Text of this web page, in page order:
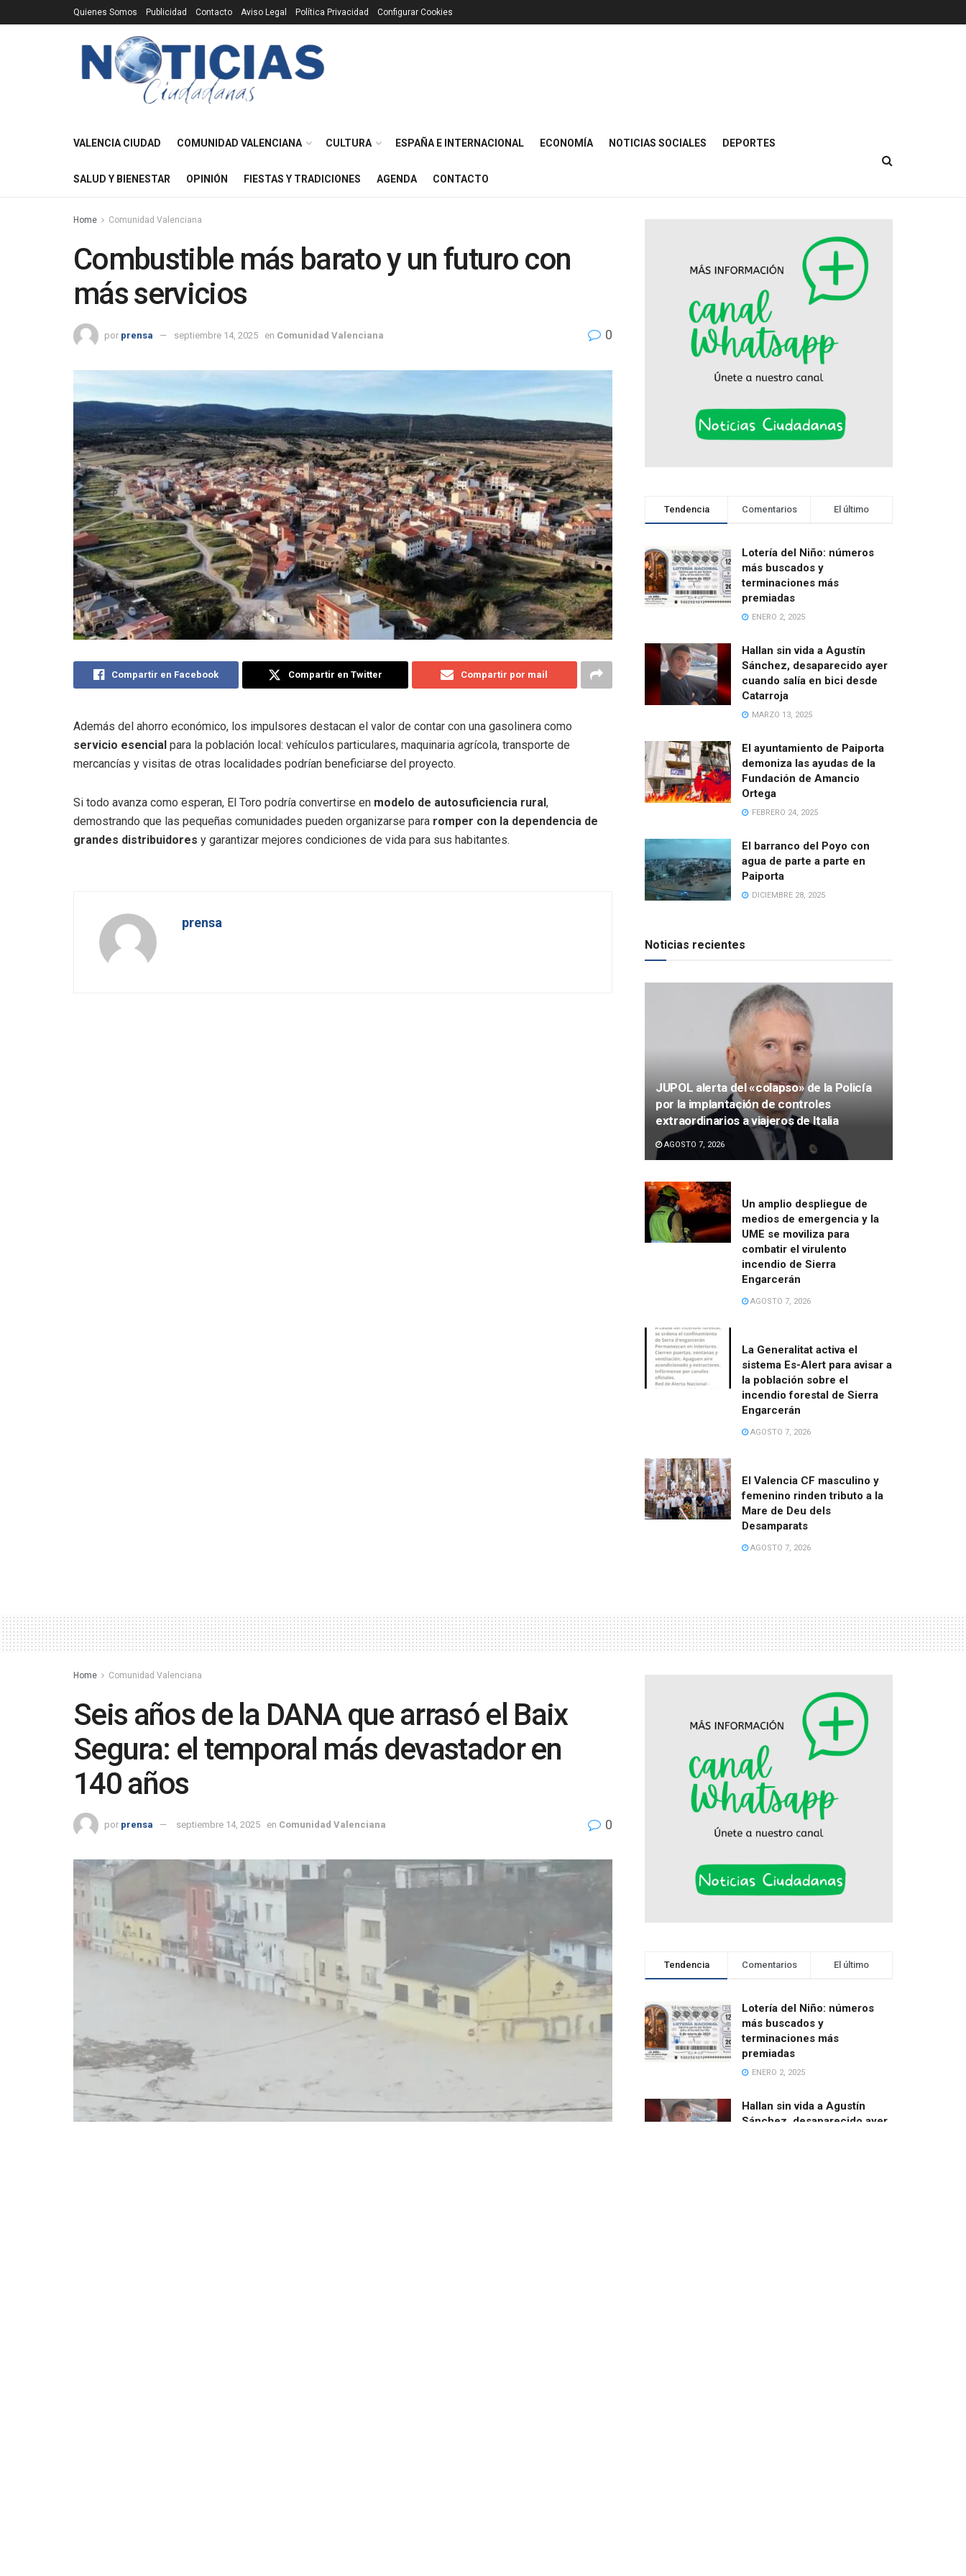
Quienes Somos Publicidad Contacto Aviso Legal Política Privacidad Configurar Cookies
VALENCIA CIUDAD COMUNIDAD VALENCIANA CULTURA ESPAÑA E INTERNACIONAL ECONOMÍA NOTICIAS SOCIALES DEPORTES
SALUD Y BIENESTAR OPINIÓN FIESTAS Y TRADICIONES AGENDA CONTACTO
Home Comunidad Valenciana
Combustible más barato y un futuro con
más servicios
por prensa septiembre 14, 2025 en Comunidad Valenciana 0
Compartir en Facebook Compartir en Twitter Compartir por mail
Además del ahorro económico, los impulsores destacan el valor de contar con una gasolinera como
servicio esencial para la población local: vehículos particulares, maquinaria agrícola, transporte de
mercancías y visitas de otras localidades podrían beneficiarse del proyecto.
Si todo avanza como esperan, El Toro podría convertirse en modelo de autosuficiencia rural,
demostrando que las pequeñas comunidades pueden organizarse para romper con la dependencia de
grandes distribuidores y garantizar mejores condiciones de vida para sus habitantes.
prensa
Tendencia Comentarios El último
Lotería del Niño: números
más buscados y
terminaciones más
premiadas
ENERO 2, 2025
Hallan sin vida a Agustín
Sánchez, desaparecido ayer
cuando salía en bici desde
Catarroja
MARZO 13, 2025
El ayuntamiento de Paiporta
demoniza las ayudas de la
Fundación de Amancio
Ortega
FEBRERO 24, 2025
El barranco del Poyo con
agua de parte a parte en
Paiporta
DICIEMBRE 28, 2025
Noticias recientes
JUPOL alerta del «colapso» de la Policía
por la implantación de controles
extraordinarios a viajeros de Italia
AGOSTO 7, 2026
Un amplio despliegue de
medios de emergencia y la
UME se moviliza para
combatir el virulento
incendio de Sierra
Engarcerán
AGOSTO 7, 2026
La Generalitat activa el
sistema Es-Alert para avisar a
la población sobre el
incendio forestal de Sierra
Engarcerán
AGOSTO 7, 2026
El Valencia CF masculino y
femenino rinden tributo a la
Mare de Deu dels
Desamparats
AGOSTO 7, 2026
Home Comunidad Valenciana
Seis años de la DANA que arrasó el Baix
Segura: el temporal más devastador en
140 años
por prensa septiembre 14, 2025 en Comunidad Valenciana 0
Tendencia Comentarios El último
Lotería del Niño: números
más buscados y
terminaciones más
premiadas
ENERO 2, 2025
Hallan sin vida a Agustín
Sánchez, desaparecido ayer